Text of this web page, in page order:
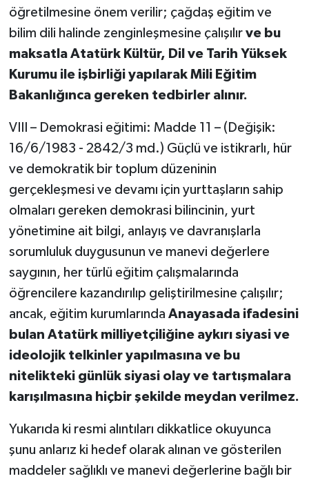
öğretilmesine önem verilir; çağdaş eğitim ve
bilim dili halinde zenginleşmesine çalışılır ve bu
maksatla Atatürk Kültür, Dil ve Tarih Yüksek
Kurumu ile işbirliği yapılarak Mili Eğitim
Bakanlığınca gereken tedbirler alınır.
VIII – Demokrasi eğitimi: Madde 11 – (Değişik:
16/6/1983 - 2842/3 md.) Güçlü ve istikrarlı, hür
ve demokratik bir toplum düzeninin
gerçekleşmesi ve devamı için yurttaşların sahip
olmaları gereken demokrasi bilincinin, yurt
yönetimine ait bilgi, anlayış ve davranışlarla
sorumluluk duygusunun ve manevi değerlere
saygının, her türlü eğitim çalışmalarında
öğrencilere kazandırılıp geliştirilmesine çalışılır;
ancak, eğitim kurumlarında Anayasada ifadesini
bulan Atatürk milliyetçiliğine aykırı siyasi ve
ideolojik telkinler yapılmasına ve bu
nitelikteki günlük siyasi olay ve tartışmalara
karışılmasına hiçbir şekilde meydan verilmez.
Yukarıda ki resmi alıntıları dikkatlice okuyunca
şunu anlarız ki hedef olarak alınan ve gösterilen
maddeler sağlıklı ve manevi değerlerine bağlı bir